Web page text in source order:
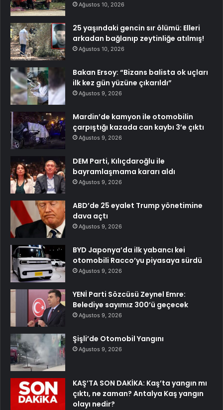
Ağustos 10, 2026
25 yaşındaki gencin sır ölümü: Elleri
arkadan bağlanıp zeytinliğe atılmış!
Ağustos 10, 2026
Bakan Ersoy: “Bizans balista ok uçları
ilk kez gün yüzüne çıkarıldı”
Ağustos 9, 2026
Mardin’de kamyon ile otomobilin
çarpıştığı kazada can kaybı 3’e çıktı
Ağustos 9, 2026
DEM Parti, Kılıçdaroğlu ile
bayramlaşmama kararı aldı
Ağustos 9, 2026
ABD’de 25 eyalet Trump yönetimine
dava açtı
Ağustos 9, 2026
BYD Japonya’da ilk yabancı kei
otomobili Racco’yu piyasaya sürdü
Ağustos 9, 2026
YENİ Parti Sözcüsü Zeynel Emre:
Belediye sayımız 300’ü geçecek
Ağustos 9, 2026
Şişli’de Otomobil Yangını
Ağustos 9, 2026
KAŞ’TA SON DAKİKA: Kaş’ta yangın mı
çıktı, ne zaman? Antalya Kaş yangın
olayı nedir?